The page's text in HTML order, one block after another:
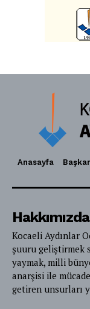
Anasayfa
Hakkımızda
Kocaeli Aydınlar
şuuru geliştirmek
yaymak, milli
anarşisi ile
getiren unsurları